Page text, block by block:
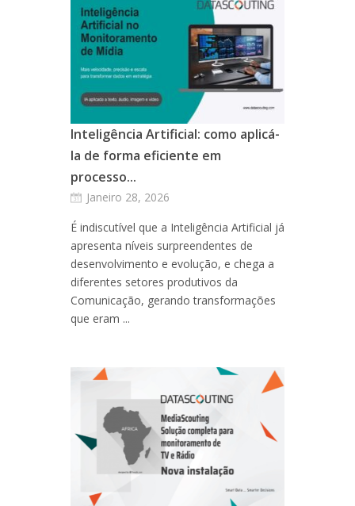
Inteligência Artificial: como aplicá-
la de forma eficiente em
processo...
Janeiro 28, 2026
É indiscutível que a Inteligência Artificial já
apresenta níveis surpreendentes de
desenvolvimento e evolução, e chega a
diferentes setores produtivos da
Comunicação, gerando transformações
que eram ...